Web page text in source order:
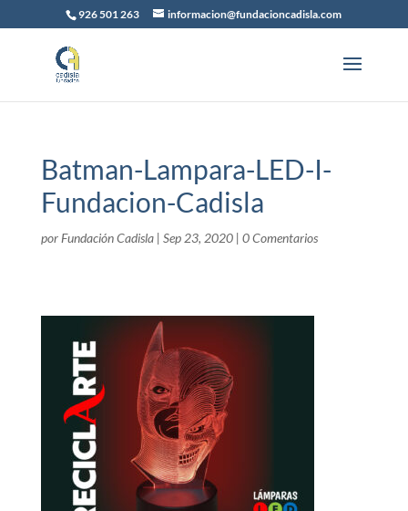
926 501 263 informacion@fundacioncadisla.com
Batman-Lampara-LED-I-
Fundacion-Cadisla
por Fundación Cadisla| Sep 23, 2020| 0 Comentarios